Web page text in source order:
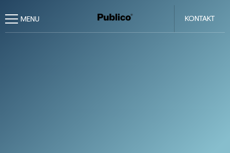
KONTAKT